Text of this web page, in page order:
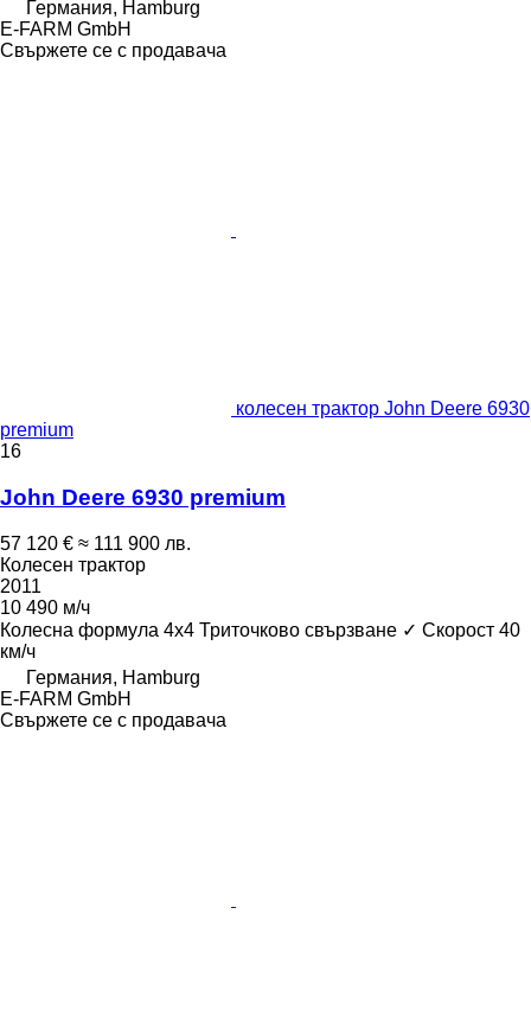
Германия, Hamburg
E-FARM GmbH
Свържете се с продавача
колесен трактор John Deere 6930
premium
16
John Deere 6930 premium
57 120 € ≈ 111 900 лв.
Колесен трактор
2011
10 490 м/ч
Колесна формула 4x4 Триточково свързване ✓ Скорост 40
км/ч
Германия, Hamburg
E-FARM GmbH
Свържете се с продавача